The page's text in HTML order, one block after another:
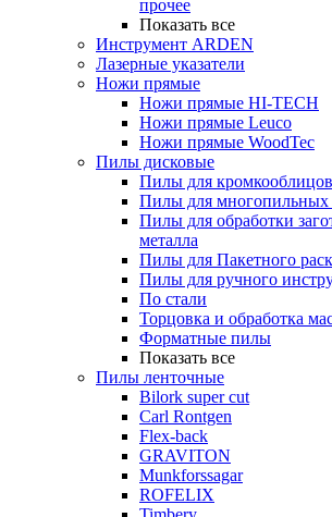
прочее
Показать все
Инструмент ARDEN
Лазерные указатели
Ножи прямые
Ножи прямые HI-TECH
Ножи прямые Leuco
Ножи прямые WoodTec
Пилы дисковые
Пилы для
Пилы для многопильных
Пилы для обработки
металла
Пилы для Пакетного
Пилы для ручного
По стали
Торцовка и обработка
Форматные пилы
Показать все
Пилы ленточные
Bilork super cut
Carl Rontgen
Flex-back
GRAVITON
Munkforssagar
ROFELIX